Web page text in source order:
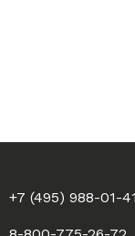
+7 (495) 988-01-41